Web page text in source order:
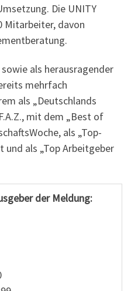
Die UNITY
Mitarbeiter, davon
als herausragender
mehrfach
als „Deutschlands
mit dem „Best of
als „Top-
als „Top Arbeitgeber
der Meldung: